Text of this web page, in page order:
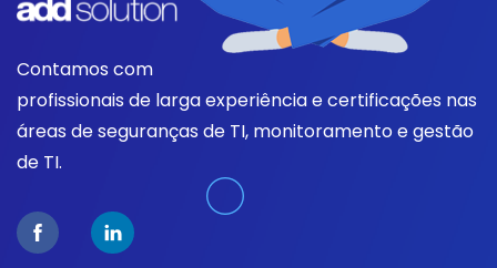
Contamos com
profissionais de larga experiência e certificações nas
áreas de seguranças de TI, monitoramento e gestão
de TI.